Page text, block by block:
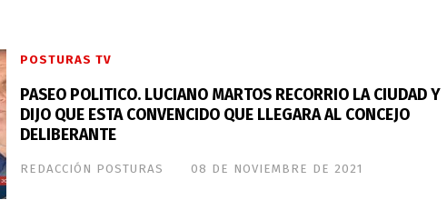
PASEO POLITICO. LUCIANO MARTOS RECORRIO LA CIUDAD Y
DIJO QUE ESTA CONVENCIDO QUE LLEGARA AL CONCEJO
DELIBERANTE
REDACCIÓN POSTURAS
POSTURAS TV
08 DE NOVIEMBRE DE 2021